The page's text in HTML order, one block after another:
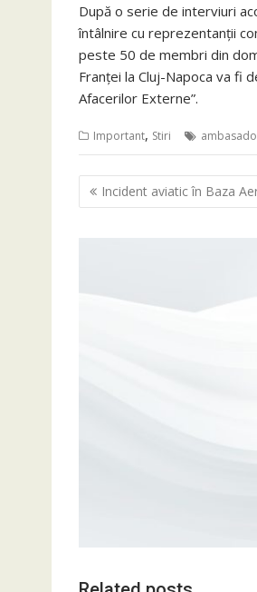
După o serie de interviuri
întâlnire cu reprezentanţii
peste 50 de membri din
Franței la Cluj-Napoca va fi
Afacerilor Externe”.
Important, Stiri
Navigare
în
Incident aviatic în Baza